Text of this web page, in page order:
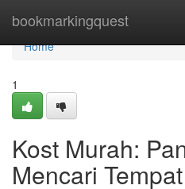
bookmarkingquest
Home
Home
1
Kost Murah:
Mencari